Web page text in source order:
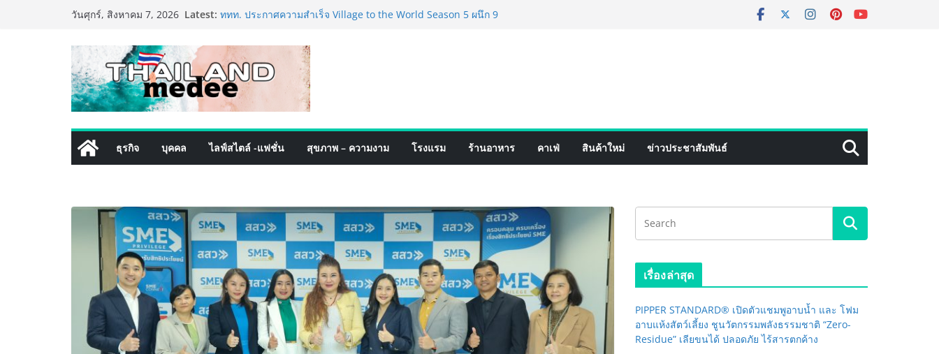
วันศุกร์, สิงหาคม 7, 2026 Latest:
เริ่มแล้ว! อ.ต.ก.แฟร์ 4 ภาค @ภาคกลาง “มนต์เสน่ห์เกษตรไทย สู่
ใจกลางมหานคร” ชวนชิม ช้อป สินค้าเกษตรคุณภาพจากทั่ว
ททท. ประกาศความสำเร็จ Village to the World Season 5 ผนึก 9
พันธมิตร ขับเคลื่อน ESG Tourism สืบสานพระราชปณิธาน สร้าง
คุณค่าการท่องเที่ยวไทยอย่างยั่งยืน
เหิงลี่ แมนูแฟคเจอริ่ง เทคโนโลยี (ไทยแลนด์) เปิดโรงงานแห่งใหม่
ในชลบุรี เดินหน้าขยายฐานการผลิตสู่เอเชียตะวันออกเฉียงใต้
TECNO ประกาศทรานส์ฟอร์มจากเกมมิ่งโฟน สู่ไลฟ์สไตล์แฟชั่นไอ
เท็ม เสิร์ฟใหญ่ปักหมุดแลนมาร์คใหม่กลางสถานี MRT วาง POVA
ธุรกิจ บุคคล ไลฟ์สไตล์ -แฟชั่น สุขภาพ – ความงาม โรงแรม ร้านอาหาร คาเฟ่ สินค้าใหม่ ข่าวประชาสัมพันธ์
เรื่องล่าสุด
PIPPER STANDARD® เปิดตัวแชมพูอาบน้ำ และ โฟม
อาบแห้งสัตว์เลี้ยง ชูนวัตกรรมพลังธรรมชาติ “Zero-
Residue” เลียขนได้ ปลอดภัย ไร้สารตกค้าง